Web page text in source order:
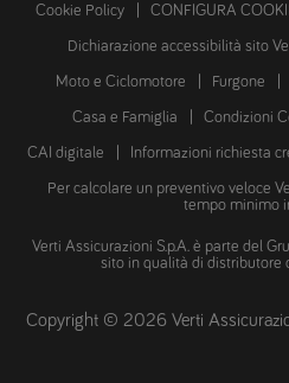
Cookie Policy CONFIGURA
Dichiarazione accessibilità sito
Moto e Ciclomotore Furgone
Casa e Famiglia Condizioni
CAI digitale Informazioni richiesta
Per calcolare un preventivo veloce
tempo minimo
Verti Assicurazioni S.p.A. è parte del
sito in qualità di distributore
Copyright © 2026 Verti